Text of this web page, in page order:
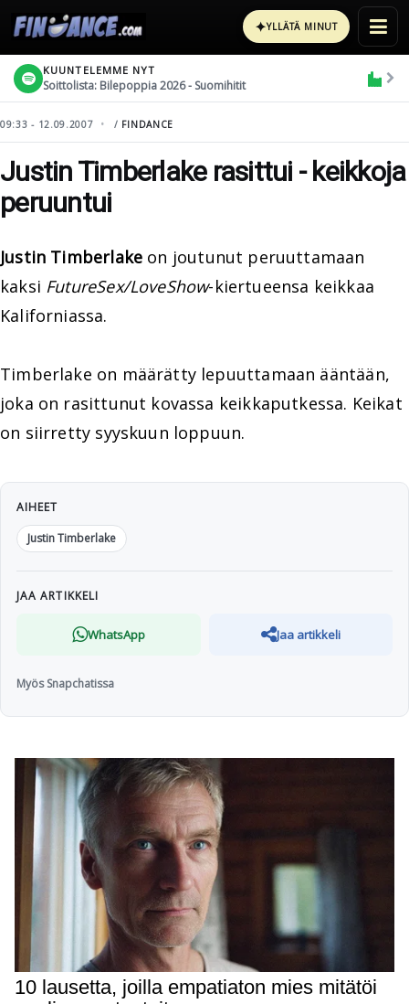
✦YLLÄTÄ MINUT
KUUNTELEMME NYT
Soittolista: Bilepoppia 2026 - Suomihitit
09:33 - 12.09.2007 / FINDANCE
Justin Timberlake rasittui - keikkoja
peruuntui
Justin Timberlake on joutunut peruuttamaan
kaksi FutureSex/LoveShow-kiertueensa keikkaa
Kaliforniassa.
Timberlake on määrätty lepuuttamaan ääntään,
joka on rasittunut kovassa keikkaputkessa. Keikat
on siirretty syyskuun loppuun.
AIHEET
Justin Timberlake
JAA ARTIKKELI
WhatsApp Jaa artikkeli
Myös Snapchatissa